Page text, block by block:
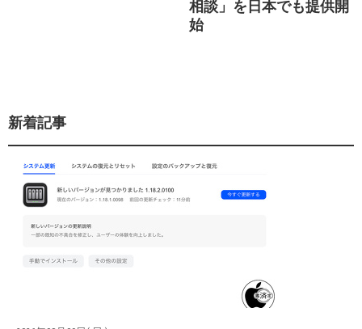
相談」を日本でも提供開
始
新着記事